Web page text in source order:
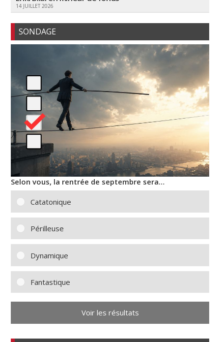
14 JUILLET 2026
SONDAGE
Selon vous, la rentrée de septembre sera…
Catatonique
Périlleuse
Dynamique
Fantastique
Voir les résultats